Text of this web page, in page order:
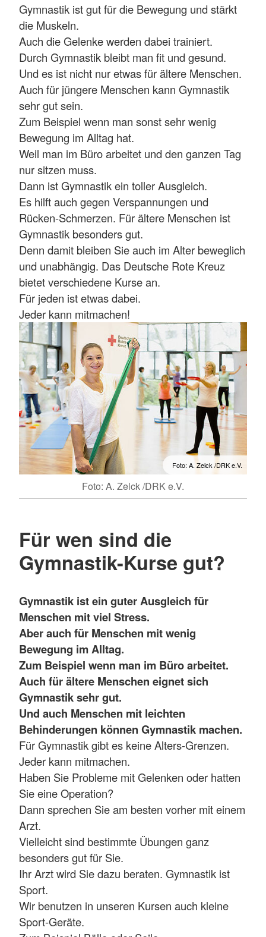
Gymnastik ist gut für die Bewegung und stärkt
die Muskeln.
Auch die Gelenke werden dabei trainiert.
Durch Gymnastik bleibt man fit und gesund.
Und es ist nicht nur etwas für ältere Menschen.
Auch für jüngere Menschen kann Gymnastik
sehr gut sein.
Zum Beispiel wenn man sonst sehr wenig
Bewegung im Alltag hat.
Weil man im Büro arbeitet und den ganzen Tag
nur sitzen muss.
Dann ist Gymnastik ein toller Ausgleich.
Es hilft auch gegen Verspannungen und
Rücken-Schmerzen. Für ältere Menschen ist
Gymnastik besonders gut.
Denn damit bleiben Sie auch im Alter beweglich
und unabhängig. Das Deutsche Rote Kreuz
bietet verschiedene Kurse an.
Für jeden ist etwas dabei.
Jeder kann mitmachen!
Foto: A. Zelck /DRK e.V.
Foto: A. Zelck /DRK e.V.
Für wen sind die
Gymnastik-Kurse gut?
Gymnastik ist ein guter Ausgleich für
Menschen mit viel Stress.
Aber auch für Menschen mit wenig
Bewegung im Alltag.
Zum Beispiel wenn man im Büro arbeitet.
Auch für ältere Menschen eignet sich
Gymnastik sehr gut.
Und auch Menschen mit leichten
Behinderungen können Gymnastik machen.
Für Gymnastik gibt es keine Alters-Grenzen.
Jeder kann mitmachen.
Haben Sie Probleme mit Gelenken oder hatten
Sie eine Operation?
Dann sprechen Sie am besten vorher mit einem
Arzt.
Vielleicht sind bestimmte Übungen ganz
besonders gut für Sie.
Ihr Arzt wird Sie dazu beraten. Gymnastik ist
Sport.
Wir benutzen in unseren Kursen auch kleine
Sport-Geräte.